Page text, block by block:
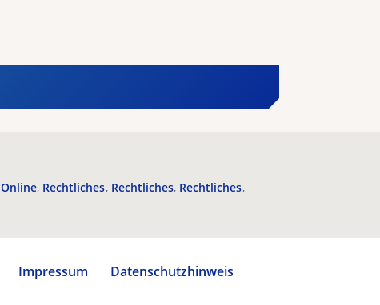
Online Rechtliches Rechtliches Rechtliches
Impressum
Datenschutzhinweis